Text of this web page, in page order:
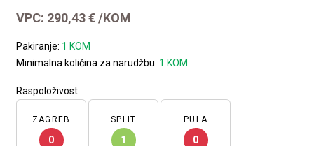
VPC: 290,43€ /KOM
Pakiranje: 1 KOM
Minimalna količina za narudžbu: 1 KOM
Raspoloživost
ZAGREB
0
SPLIT
1
PULA
0